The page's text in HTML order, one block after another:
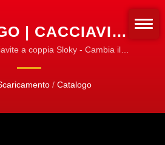
| CACCIAVITI
E SET | LINEA
UFFICIALE
a coppia Sloky - Cambia il
/ Catalogo